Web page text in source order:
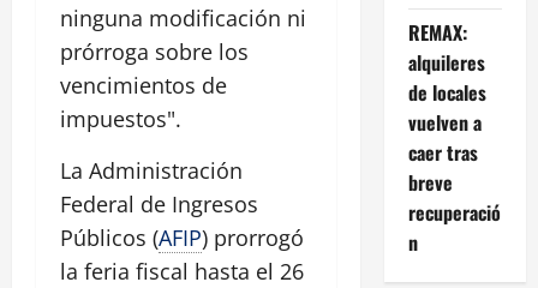
ninguna modificación ni
prórroga sobre los
vencimientos de
impuestos".
La Administración
Federal de Ingresos
Públicos (AFIP) prorrogó
la feria fiscal hasta el 26
REMAX:
alquileres
de locales
vuelven a
caer tras
breve
recuperació
n